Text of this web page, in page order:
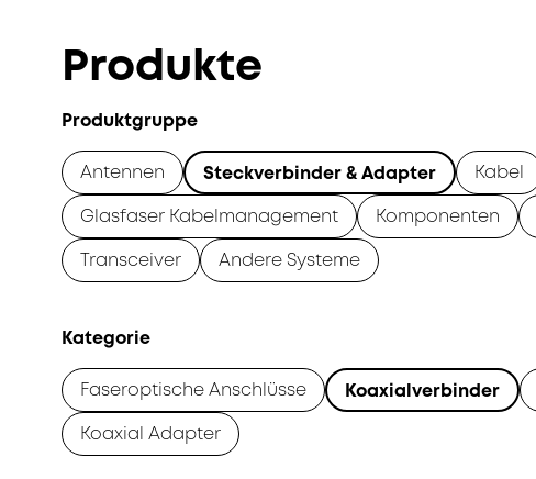
Produkte
Produktgruppe
Antennen Steckverbinder & Adapter Kabel
Glasfaser Kabelmanagement
Komponenten
Transceiver
Andere Systeme
Kategorie
Faseroptische Anschlüsse Koaxialverbinder
Koaxial Adapter